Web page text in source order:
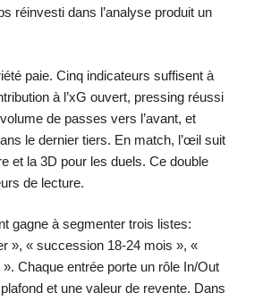
réinvesti dans l’analyse produit un
paie. Cinq indicateurs suffisent à
à l’xG ouvert, pressing réussi
de passes vers l’avant, et
le dernier tiers. En match, l’œil suit
et la 3D pour les duels. Ce double
de lecture.
gagne à segmenter trois listes:
», « succession 18-24 mois », «
Chaque entrée porte un rôle In/Out
et une valeur de revente. Dans